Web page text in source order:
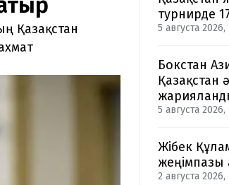
Қазақстан
турнирде
5 августа 2026,
Бокстан
Қазақстан
5 августа 2026,
Жібек
жеңімпазы
2 августа 2026,